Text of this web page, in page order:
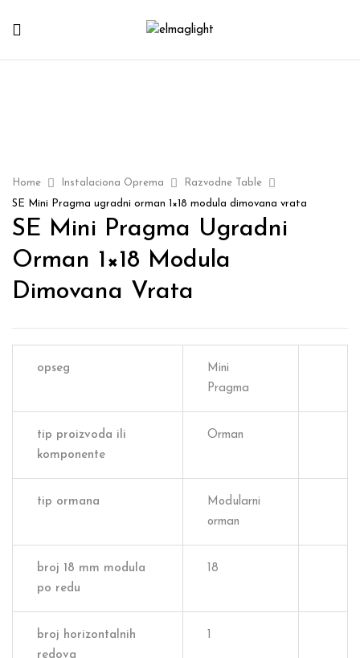
Home Instalaciona Oprema
Razvodne Table
SE Mini Pragma ugradni orman 1×18 modula dimovana vrata
SE Mini Pragma Ugradni
Orman 1×18 Modula
Dimovana Vrata
opseg
Mini
Pragma
tip proizvoda ili
komponente
Orman
tip ormana
Modularni
orman
broj 18 mm modula
po redu
18
broj horizontalnih
redova
1